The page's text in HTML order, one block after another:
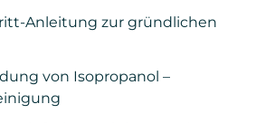
Anleitung zur gründlichen
von Isopropanol –